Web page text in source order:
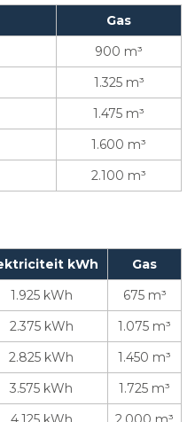
Gas
900 m³
1.325 m³
1.475 m³
1.600 m³
2.100 m³
kWh
Gas
1.925 kWh
675 m³
2.375 kWh
1.075 m³
2.825 kWh
1.450 m³
3.575 kWh
1.725 m³